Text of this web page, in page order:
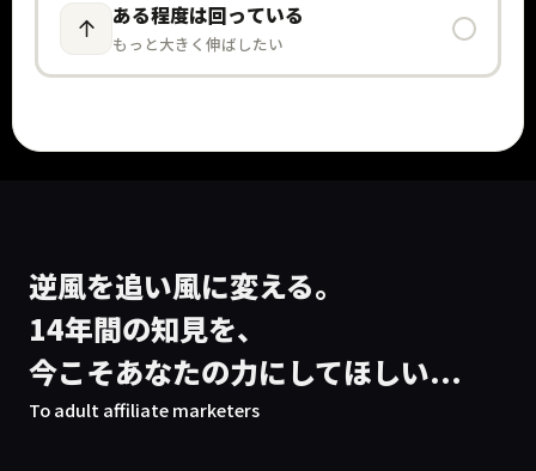
ある程度は回っている
もっと大きく伸ばしたい
逆風を追い風に変える。
14年間の知見を、
今こそあなたの力にしてほしい...
To adult affiliate marketers